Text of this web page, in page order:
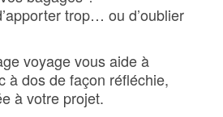
trop… ou d’oublier
voyage vous aide à
à dos de façon réfléchie,
à votre projet.